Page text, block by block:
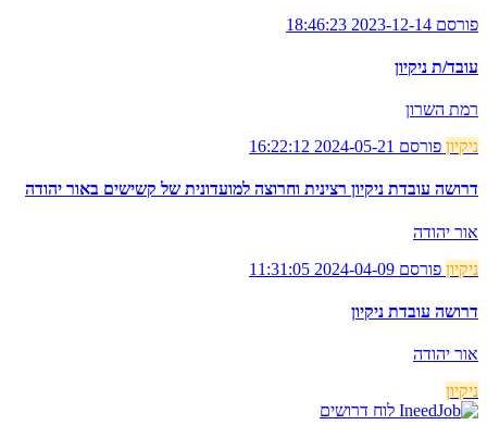
פורסם 2023-12-14 18:46:23
עובד/ת ניקיון
רמת השרון
ניקיון פורסם 2024-05-21 16:22:12
דרושה עובדת ניקיון רצינית וחרוצה למועדונית של קשישים באור יהודה
אור יהודה
ניקיון פורסם 2024-04-09 11:31:05
דרושה עובדת ניקיון
אור יהודה
ניקיון
לוח דרושים